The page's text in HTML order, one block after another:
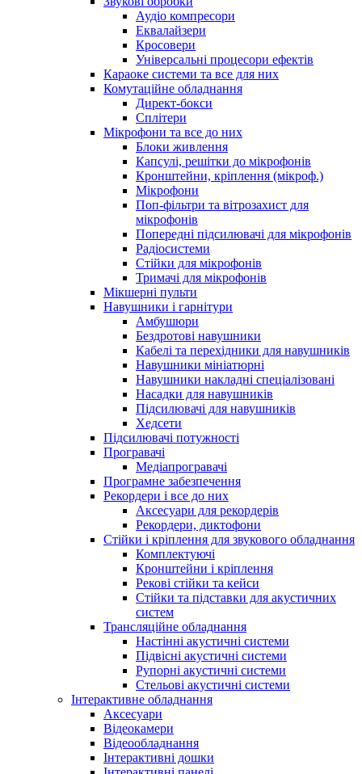
Аудіо компресори
Еквалайзери
Кросовери
Універсальні процесори ефектів
Караоке системи та все для них
Комутаційне обладнання
Директ-бокси
Сплітери
Мікрофони та все до них
Блоки живлення
Капсулі, решітки до мікрофонів
Кронштейни, кріплення (мікроф.)
Мікрофони
Поп-фільтри та вітрозахист для
мікрофонів
Попередні підсилювачі для мікрофонів
Радіосистеми
Стійки для мікрофонів
Тримачі для мікрофонів
Мікшерні пульти
Навушники і гарнітури
Амбушюри
Бездротові навушники
Кабелі та перехідники для навушників
Навушники мініатюрні
Навушники накладні спеціалізовані
Насадки для навушників
Підсилювачі для навушників
Хедсети
Підсилювачі потужності
Програвачі
Медіапрогравачі
Програмне забезпечення
Рекордери і все до них
Аксесуари для рекордерів
Рекордери, диктофони
Стійки і кріплення для звукового обладнання
Комплектуючі
Кронштейни і кріплення
Рекові стійки та кейси
Стійки та підставки для акустичних
систем
Трансляційне обладнання
Настінні акустичні системи
Підвісні акустичні системи
Рупорні акустичні системи
Стельові акустичні системи
Інтерактивне обладнання
Аксесуари
Відеокамери
Відеообладнання
Інтерактивні дошки